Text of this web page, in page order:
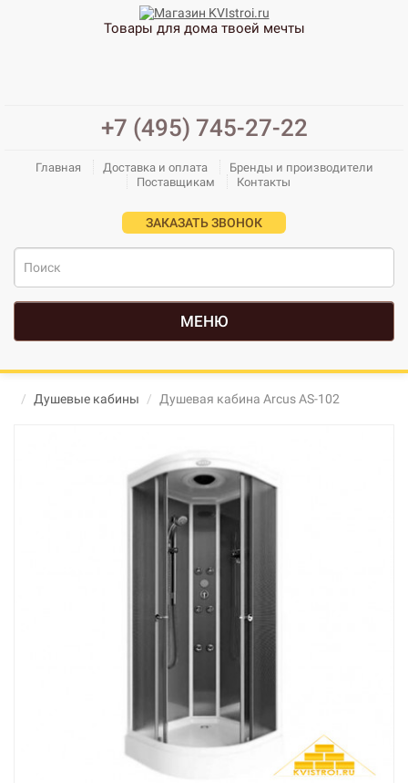
Товары для дома твоей мечты
+7 (495) 745-27-22
Главная Доставка и оплата
Бренды и производители
Поставщикам
Контакты
ЗАКАЗАТЬ ЗВОНОК
МЕНЮ
Душевые кабины Душевая кабина Arcus AS-102